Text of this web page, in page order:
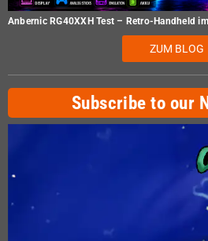
Anbernic RG40XXH Test – Retro-Handheld
ZUM BLOG
Subscribe to our